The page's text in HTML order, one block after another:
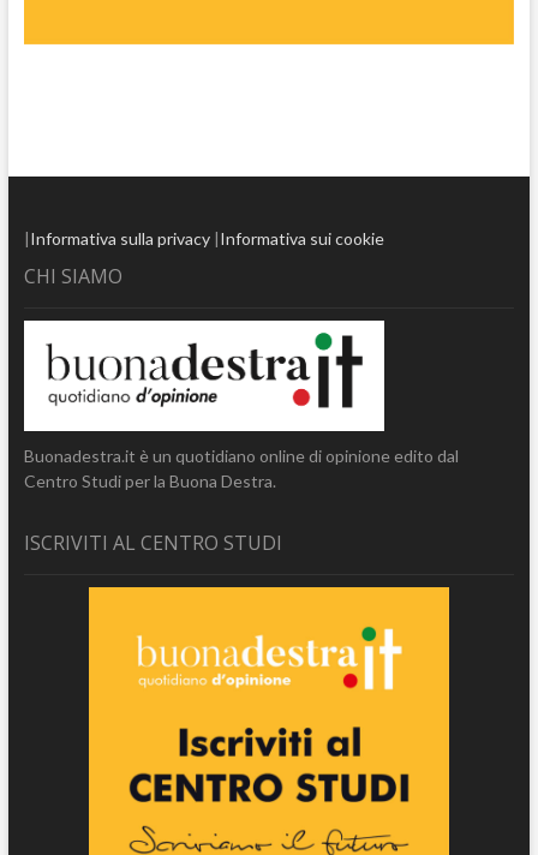
|Informativa sulla privacy|Informativa sui cookie
CHI SIAMO
Buonadestra.it è un quotidiano online di opinione edito dal
Centro Studi per la Buona Destra.
ISCRIVITI AL CENTRO STUDI